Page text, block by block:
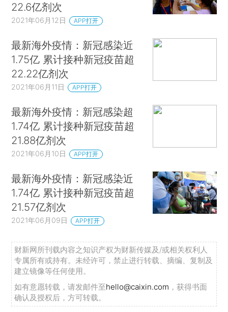
22.6亿剂次
2021年06月12日 APP打开
最新海外疫情：新冠感染近
1.75亿 累计接种新冠疫苗超
22.22亿剂次
2021年06月11日 APP打开
最新海外疫情：新冠感染超
1.74亿 累计接种新冠疫苗超
21.88亿剂次
2021年06月10日 APP打开
最新海外疫情：新冠感染近
1.74亿 累计接种新冠疫苗超
21.57亿剂次
2021年06月09日 APP打开
财新网所刊载内容之知识产权为财新传媒及/或相关权利人
专属所有或持有。未经许可，禁止进行转载、摘编、复制及
建立镜像等任何使用。
如有意愿转载，请发邮件至hello@caixin.com ，获得书面
确认及授权后，方可转载。